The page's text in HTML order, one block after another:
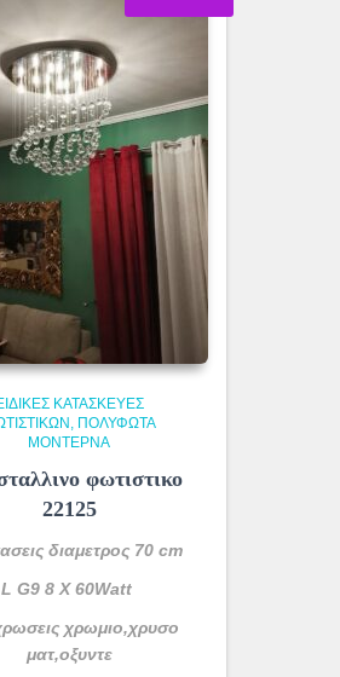
ΚΑΤΑΣΚΕΥΈΣ
ΠΟΛΎΦΩΤΑ
ΜΟΝΤΈΡΝΑ
φωτιστικο
22125
διαμετρος 70 cm
L G9 8 X 60Watt
χρωμιο,χρυσο
ματ,οξυντε